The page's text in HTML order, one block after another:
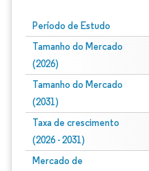
Período de Estudo
Tamanho do Mercado
(2026)
Tamanho do Mercado
(2031)
Taxa de crescimento
(2026 - 2031)
Mercado de